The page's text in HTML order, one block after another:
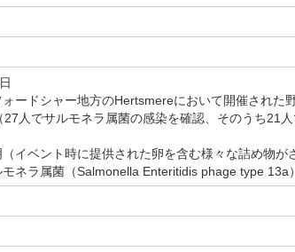
ォードシャー地方のHertsmereにおいて開催された
27人でサルモネラ属菌の感染を確認、そのうち21
（イベント時に提供された卵を含む様々な詰め物が
モネラ属菌（Salmonella Enteritidis phage type 13a）